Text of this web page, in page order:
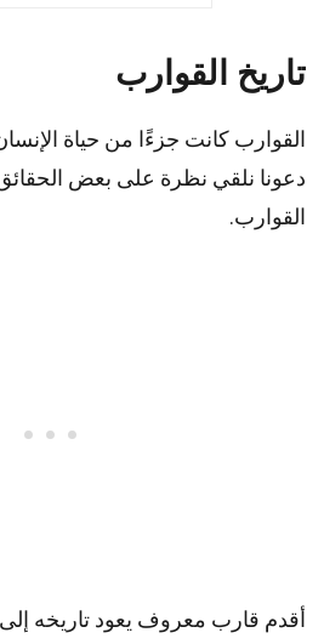
تاريخ القوارب
القوارب كانت جزءًا من حياة
دعونا نلقي نظرة على بعض الحقائق
القوارب.